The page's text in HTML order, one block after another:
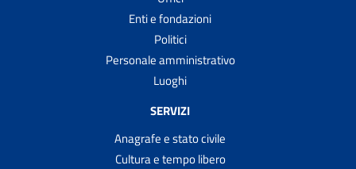
Enti e fondazioni
Politici
Personale amministrativo
Luoghi
SERVIZI
Anagrafe e stato civile
Cultura e tempo libero